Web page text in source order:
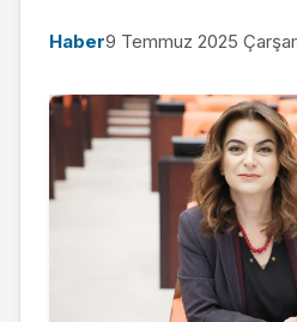
Haber9 Temmuz 2025